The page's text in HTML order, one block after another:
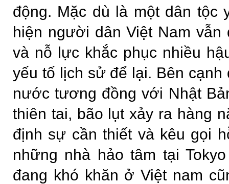
động. Mặc dù là một dân tộc
hiện người dân Việt Nam vẫn
và nỗ lực khắc phục nhiều
yếu tố lịch sử để lại. Bên cạnh
nước tương đồng với Nhật
thiên tai, bão lụt xảy ra hàng
định sự cần thiết và kêu gọi
những nhà hảo tâm tại
đang khó khăn ở Việt nam